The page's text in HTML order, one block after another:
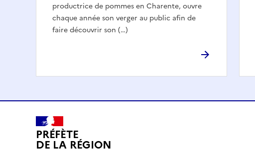
productrice de pommes en Charente, ouvre
chaque année son verger au public afin de
faire découvrir son (…)
PRÉFÈTE
DE LA RÉGION